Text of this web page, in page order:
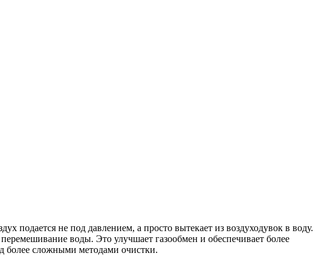
подается не под давлением, а просто вытекает из воздуходувок в воду.
воды. Это улучшает газообмен и обеспечивает более
более сложными методами очистки.